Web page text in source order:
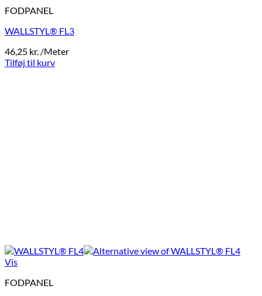
FODPANEL
WALLSTYL® FL3
46,25 kr. /Meter
Tilføj til kurv
Vis
FODPANEL